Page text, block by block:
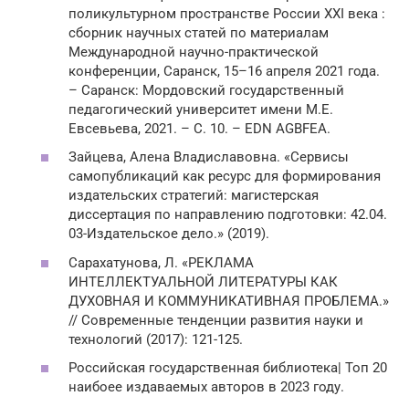
поликультурном пространстве России XXI века :
сборник научных статей по материалам
Международной научно-практической
конференции, Саранск, 15–16 апреля 2021 года.
– Саранск: Мордовский государственный
педагогический университет имени М.Е.
Евсевьева, 2021. – С. 10. – EDN AGBFEA.
Зайцева, Алена Владиславовна. «Сервисы
самопубликаций как ресурс для формирования
издательских стратегий: магистерская
диссертация по направлению подготовки: 42.04.
03-Издательское дело.» (2019).
Сарахатунова, Л. «РЕКЛАМА
ИНТЕЛЛЕКТУАЛЬНОЙ ЛИТЕРАТУРЫ КАК
ДУХОВНАЯ И КОММУНИКАТИВНАЯ ПРОБЛЕМА.»
// Современные тенденции развития науки и
технологий (2017): 121-125.
Российская государственная библиотека| Топ 20
наибоее издаваемых авторов в 2023 году.